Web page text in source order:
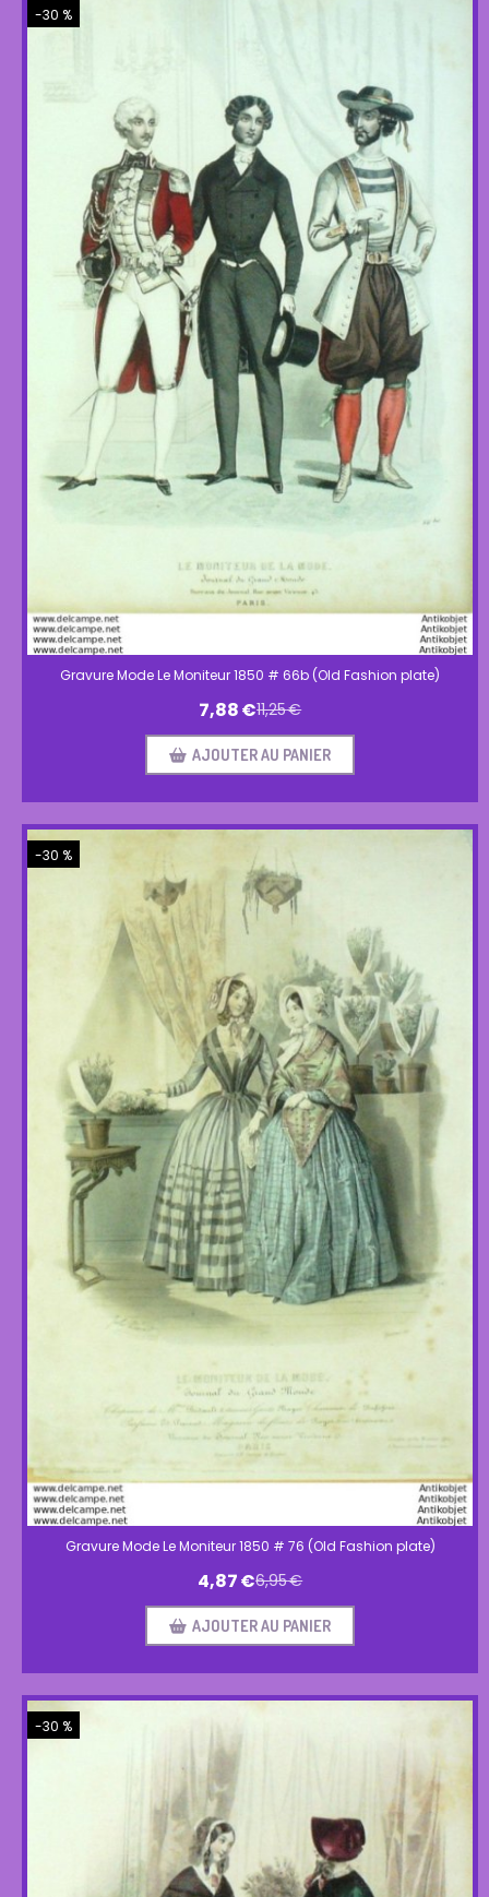
-30 %
Gravure Mode Le Moniteur 1850 # 66b (Old Fashion plate)
7,88€11,25€
AJOUTER AU PANIER
-30 %
Gravure Mode Le Moniteur 1850 # 76 (Old Fashion plate)
4,87€6,95€
AJOUTER AU PANIER
-30 %